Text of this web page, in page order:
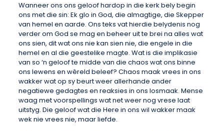
Wanneer ons ons geloof hardop in die kerk bely begin
ons met die sin: Ek glo in God, die almagtige, die Skepper
van hemel en aarde. Ons teks vat hierdie belydenis nog
verder om God se mag en beheer uit te brei na alles wat
ons sien, dit wat ons nie kan sien nie, die engele in die
hemel en al die geestelike magte. Wat is die implikasie
van so ‘n geloof te midde van die chaos wat ons binne
ons lewens en wêreld beleef? Chaos maak vrees in ons
wakker wat op sy beurt weer allerhande ander
negatiewe gedagtes en reaksies in ons losmaak. Mense
waag met voorspellings wat net weer nog vrese laat
uitstyg. Die geloof wat die Here in ons wil wakker maak
wek nie vrees nie, maar liefde.